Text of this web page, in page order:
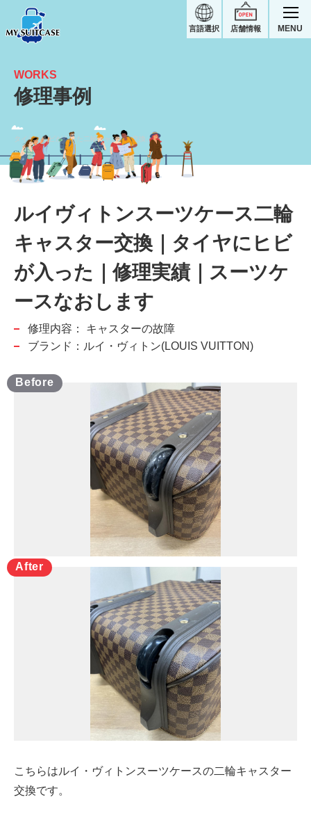
店舗情報
言語選択 MENU
タイヤにヒビが入った二輪キャスター交換｜ルイヴィトンスーツケース修理実績
WORKS
修理事例
ルイヴィトンスーツケース二輪
キャスター交換｜タイヤにヒビ
が入った｜修理実績｜スーツケ
ースなおします
修理内容：
キャスターの故障
ブランド：ルイ・ヴィトン(LOUIS VUITTON)
こちらはルイ・ヴィトンスーツケースの二輪キャスター
交換です。